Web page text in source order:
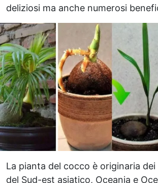
deliziosi ma anche numerosi
La pianta del cocco è originaria dei
del Sud-est asiatico, Oceania e